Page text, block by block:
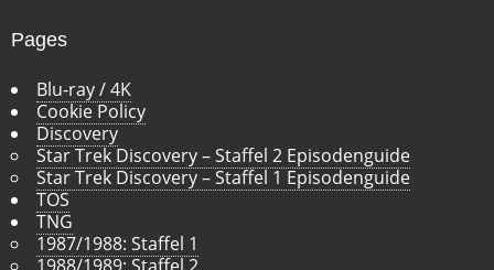
Pages
Blu-ray / 4K
Cookie Policy
Discovery
Star Trek Discovery – Staffel 2 Episodenguide
Star Trek Discovery – Staffel 1 Episodenguide
TOS
TNG
1987/1988: Staffel 1